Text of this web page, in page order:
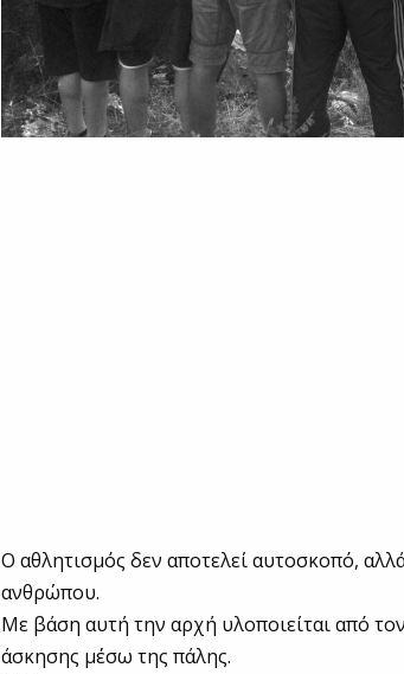
Ο αθλητισμός δεν αποτελεί αυτοσκοπό,
ανθρώπου.
Με βάση αυτή την αρχή υλοποιείται από
άσκησης μέσω της πάλης.